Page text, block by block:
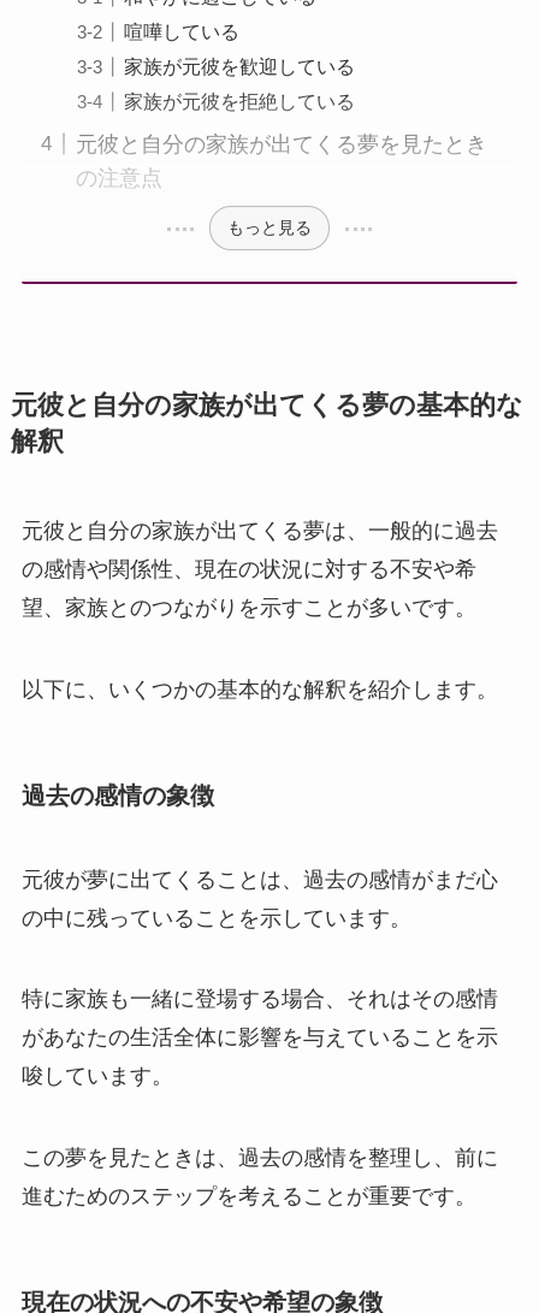
喧嘩している
家族が元彼を歓迎している
家族が元彼を拒絶している
元彼と自分の家族が出てくる夢を見たとき
の注意点
もっと見る
元彼と自分の家族が出てくる夢の基本的な
解釈
元彼と自分の家族が出てくる夢は、一般的に過去
の感情や関係性、現在の状況に対する不安や希
望、家族とのつながりを示すことが多いです。
以下に、いくつかの基本的な解釈を紹介します。
過去の感情の象徴
元彼が夢に出てくることは、過去の感情がまだ心
の中に残っていることを示しています。
特に家族も一緒に登場する場合、それはその感情
があなたの生活全体に影響を与えていることを示
唆しています。
この夢を見たときは、過去の感情を整理し、前に
進むためのステップを考えることが重要です。
現在の状況への不安や希望の象徴